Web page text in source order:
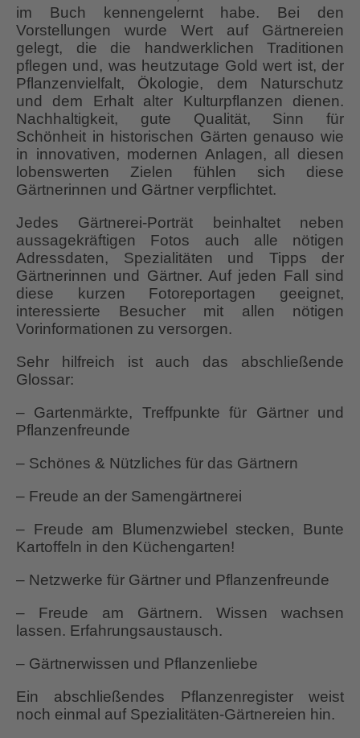
im Buch kennengelernt habe. Bei den
Vorstellungen wurde Wert auf Gärtnereien
gelegt, die die handwerklichen Traditionen
pflegen und, was heutzutage Gold wert ist, der
Pflanzenvielfalt, Ökologie, dem Naturschutz
und dem Erhalt alter Kulturpflanzen dienen.
Nachhaltigkeit, gute Qualität, Sinn für
Schönheit in historischen Gärten genauso wie
in innovativen, modernen Anlagen, all diesen
lobenswerten Zielen fühlen sich diese
Gärtnerinnen und Gärtner verpflichtet.
Jedes Gärtnerei-Porträt beinhaltet neben
aussagekräftigen Fotos auch alle nötigen
Adressdaten, Spezialitäten und Tipps der
Gärtnerinnen und Gärtner. Auf jeden Fall sind
diese kurzen Fotoreportagen geeignet,
interessierte Besucher mit allen nötigen
Vorinformationen zu versorgen.
Sehr hilfreich ist auch das abschließende
Glossar:
– Gartenmärkte, Treffpunkte für Gärtner und
Pflanzenfreunde
– Schönes & Nützliches für das Gärtnern
– Freude an der Samengärtnerei
– Freude am Blumenzwiebel stecken, Bunte
Kartoffeln in den Küchengarten!
– Netzwerke für Gärtner und Pflanzenfreunde
– Freude am Gärtnern. Wissen wachsen
lassen. Erfahrungsaustausch.
– Gärtnerwissen und Pflanzenliebe
Ein abschließendes Pflanzenregister weist
noch einmal auf Spezialitäten-Gärtnereien hin.